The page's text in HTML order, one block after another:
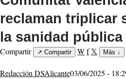
reclaman triplicar
la sanidad pública
Compartir ↗ Compartir Wf 𝕏 Más ↓
Redacción DSAlicante03/06/2025 -